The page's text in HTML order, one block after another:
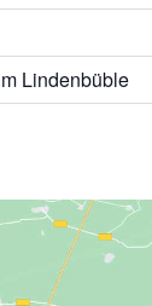
Lindenbüble